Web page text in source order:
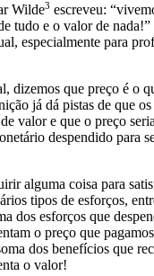
Wilde3 escreveu:
tudo e o valor de
especialmente para
dizemos que preço é o
já dá pistas de que
valor e que o preço
despendido para
alguma coisa para
tipos de esforços,
dos esforços que
o preço que
dos benefícios que
o valor!